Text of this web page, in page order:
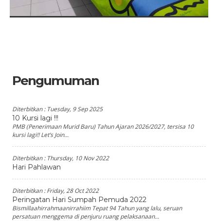
Pengumuman
Diterbitkan : Tuesday, 9 Sep 2025
10 Kursi lagi !!!
PMB (Penerimaan Murid Baru) Tahun Ajaran 2026/2027, tersisa 10
kursi lagi!! Let’s Join...
Diterbitkan : Thursday, 10 Nov 2022
Hari Pahlawan
Diterbitkan :Friday, 28 Oct 2022
Peringatan Hari Sumpah Pemuda 2022
Bismillaahirrahmaanirrahiim Tepat 94 Tahun yang lalu, seruan
persatuan menggema di penjuru ruang pelaksanaan...